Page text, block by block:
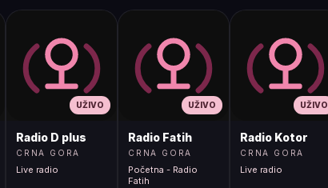
UŽIVO
Radio D plus
CRNA GORA
Live radio
UŽIVO
Radio Fatih
CRNA GORA
Početna - Radio
Fatih
UŽIVO
Radio Kotor
CRNA GORA
Live radio